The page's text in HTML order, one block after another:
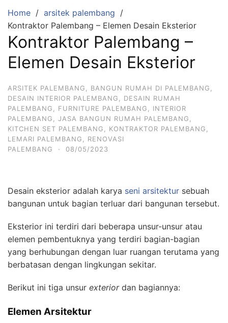
Home
arsitek palembang
Kontraktor Palembang – Elemen Desain Eksterior
Kontraktor Palembang –
Elemen Desain Eksterior
ARSITEK PALEMBANG BANGUN RUMAH DI PALEMBANG
DESAIN INTERIOR PALEMBANG
DESAIN RUMAH
PALEMBANG
FURNITURE PALEMBANG
INTERIOR
PALEMBANG
JASA BANGUN RUMAH PALEMBANG
KITCHEN SET PALEMBANG
KONTRAKTOR PALEMBANG
LEMARI PALEMBANG
RENOVASI
PALEMBANG
· 08/05/2023
Desain eksterior adalah karya seni arsitektur sebuah
bangunan untuk bagian terluar dari bangunan tersebut.
Eksterior ini terdiri dari beberapa unsur-unsur atau
elemen pembentuknya yang terdiri bagian-bagian
yang berhubungan dengan luar ruangan terutama yang
berbatasan dengan lingkungan sekitar.
Berikut ini tiga unsur exteriordan bagiannya:
Elemen Arsitektur